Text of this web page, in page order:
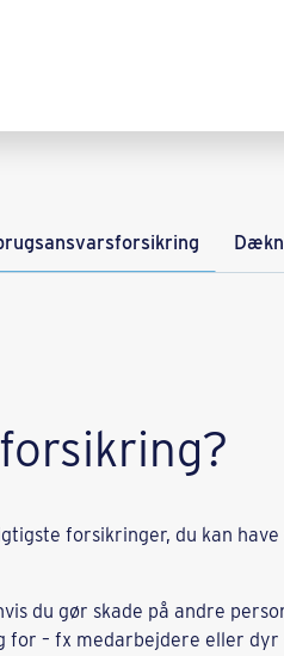
forsikringer, du kan have
du gør skade på andre
for – fx medarbejdere eller dyr